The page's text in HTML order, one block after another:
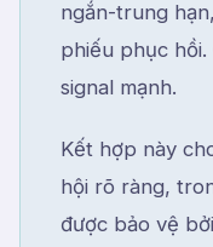
ngắn-trung
phiếu phục
signal mạnh.
Kết hợp này
hội rõ ràng,
được bảo vệ